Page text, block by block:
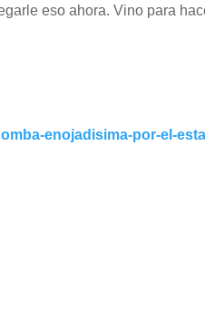
eso ahora. Vino para
enojadisima-por-el-